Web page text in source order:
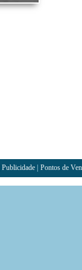
Publicidade| Pontos de